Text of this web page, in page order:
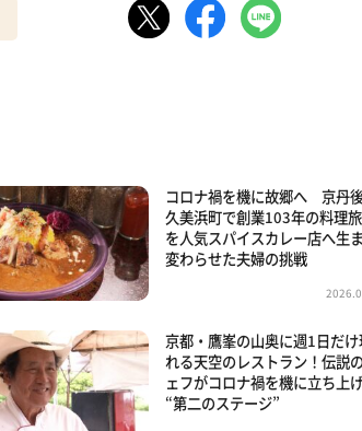
コロナ禍を機に故郷へ 京丹後
久美浜町で創業103年の料理
を人気スパイスカレー店へ生
変わらせた夫婦の挑戦
京都・鷹峯の山奥に週1日だけ
れる天空のレストラン！伝説
ェフがコロナ禍を機に立ち上
“第二のステージ”